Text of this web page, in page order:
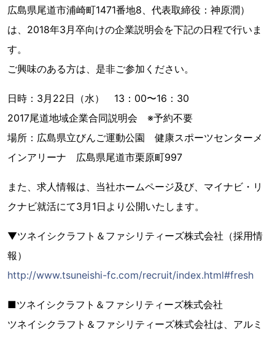
広島県尾道市浦崎町1471番地8、代表取締役：神原潤）
は、2018年3月卒向けの企業説明会を下記の日程で行いま
す。
ご興味のある方は、是非ご参加ください。
日時：3月22日（水） 13：00〜16：30
2017尾道地域企業合同説明会 ※予約不要
場所：広島県立びんご運動公園 健康スポーツセンターメ
インアリーナ 広島県尾道市栗原町997
また、求人情報は、当社ホームページ及び、マイナビ・リ
クナビ就活にて3月1日より公開いたします。
▼ツネイシクラフト＆ファシリティーズ株式会社（採用情
報）
http://www.tsuneishi-fc.com/recruit/index.html#fresh
■ツネイシクラフト＆ファシリティーズ株式会社
ツネイシクラフト＆ファシリティーズ株式会社は、アルミ